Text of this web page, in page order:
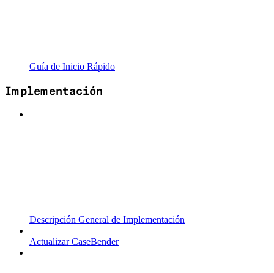
Guía de Inicio Rápido
Implementación
Descripción General de Implementación
Actualizar CaseBender